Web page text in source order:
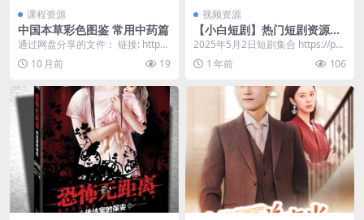
课程资源
中国本草彩色图鉴 常用中药篇
通过网盘分享的文件： 链接: http
s://pan.baidu.com/s/1...
10 月前 19
视频资源
【小白短剧】热门短剧资源分
享2025年5月2日
2025年5月2日短剧集合 https://pa
n.quark.cn/s/6a5...
1 年前 106